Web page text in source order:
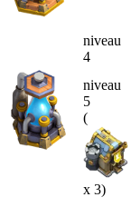
niveau
4
niveau
5
(
x 3)